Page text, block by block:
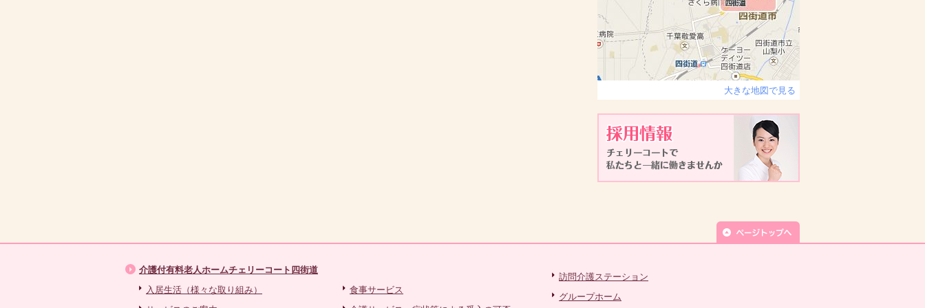
大きな地図で見る
介護付有料老人ホームチェリーコート四街道
入居生活（様々な取り組み）
食事サービス
訪問介護ステーション
グループホーム